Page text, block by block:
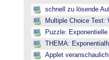
schnell zu lösende
Multiple Choice Test:
Puzzle:
THEMA:
Applet